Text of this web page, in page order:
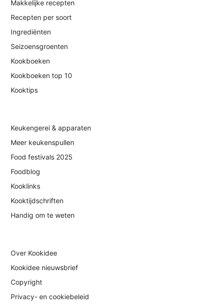
Makkelijke recepten
Recepten per soort
Ingrediënten
Seizoensgroenten
Kookboeken
Kookboeken top 10
Kooktips
Keukengerei & apparaten
Meer keukenspullen
Food festivals 2025
Foodblog
Kooklinks
Kooktijdschriften
Handig om te weten
Over Kookidee
Kookidee nieuwsbrief
Copyright
Privacy- en cookiebeleid